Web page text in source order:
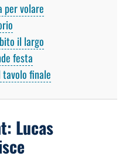
per volare
il largo
festa
finale
Lucas